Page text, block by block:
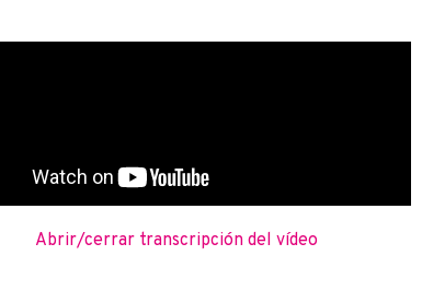
Abrir/cerrar transcripción del vídeo